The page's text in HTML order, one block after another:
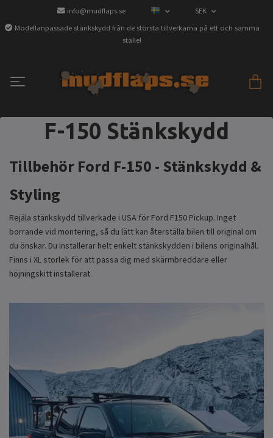
info@mudflaps.se
SEK
Modellanpassade stänkskydd från de största tillverkarna på ett och samma
ställe!
F-150 Stänkskydd
Tillbehör Ford F-150 - Stänkskydd &
Styling
Rejäla stänkskydd tillverkade i USA för Ford F150 Pickup. Inget
borrande vid montering, så du lätt kan återställa bilen till original om
du önskar. Du installerar helt enkelt stänkskydden i bilens originalhål.
Finns i XL storlek för att passa dig med skärmbreddare eller
höjningskitt installerat.